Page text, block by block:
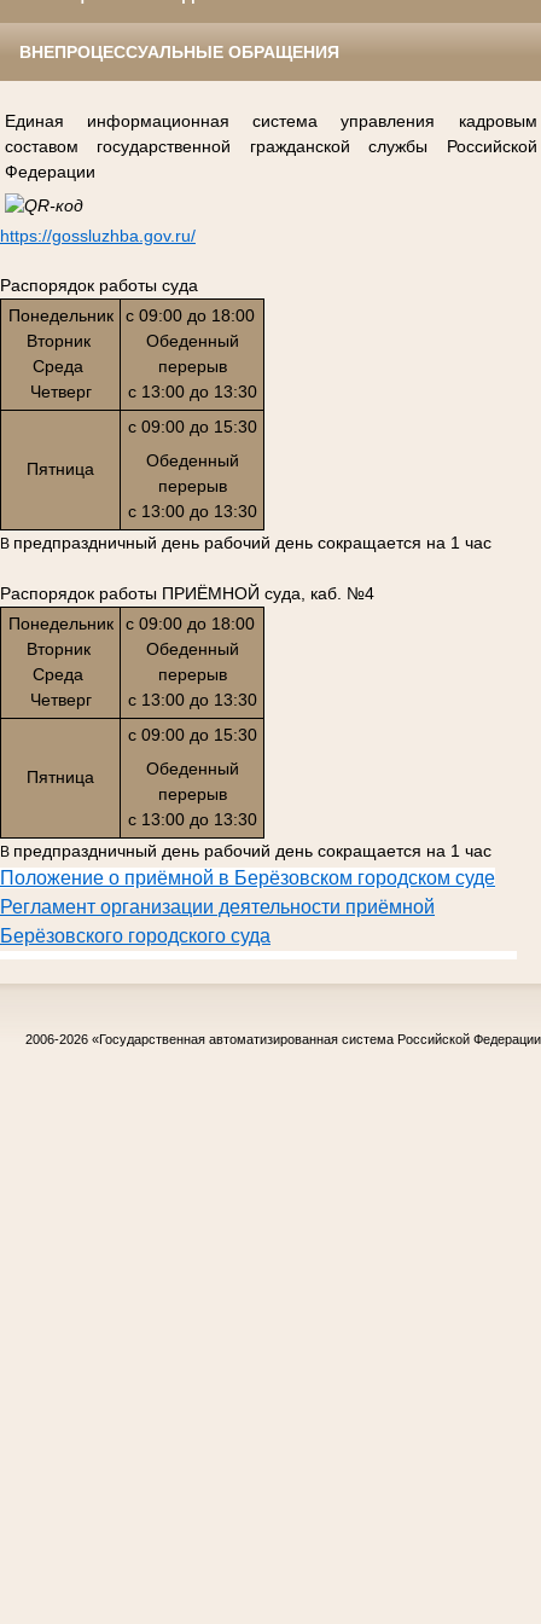
ВНЕПРОЦЕССУАЛЬНЫЕ ОБРАЩЕНИЯ
Единая информационная система управления кадровым
составом государственной гражданской службы Российской
Федерации
https://gossluzhba.gov.ru/
Распорядок работы суда
Понедельник
Вторник
Среда
Четверг
с 09:00 до 18:00
Обеденный
перерыв
с 13:00 до 13:30
Пятница
с 09:00 до 15:30
Обеденный
перерыв
с 13:00 до 13:30
В предпраздничный день рабочий день сокращается на 1 час
Распорядок работы ПРИЁМНОЙ суда, каб. №4
Понедельник
Вторник
Среда
Четверг
с 09:00 до 18:00
Обеденный
перерыв
с 13:00 до 13:30
Пятница
с 09:00 до 15:30
Обеденный
перерыв
с 13:00 до 13:30
В предпраздничный день рабочий день сокращается на 1 час
Положение о приёмной в Берёзовском городском суде
Регламент организации деятельности приёмной
Берёзовского городского суда
2006-2026 «Государственная автоматизированная система Российской